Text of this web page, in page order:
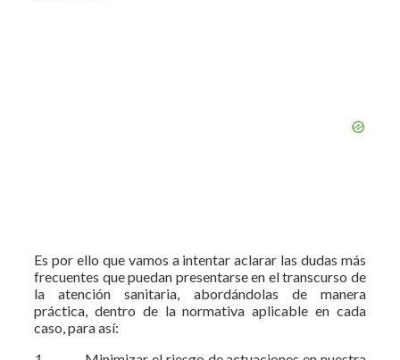
Es por ello que vamos a intentar aclarar las dudas más
frecuentes que puedan presentarse en el transcurso de
la atención sanitaria, abordándolas de manera
práctica, dentro de la normativa aplicable en cada
caso, para así: